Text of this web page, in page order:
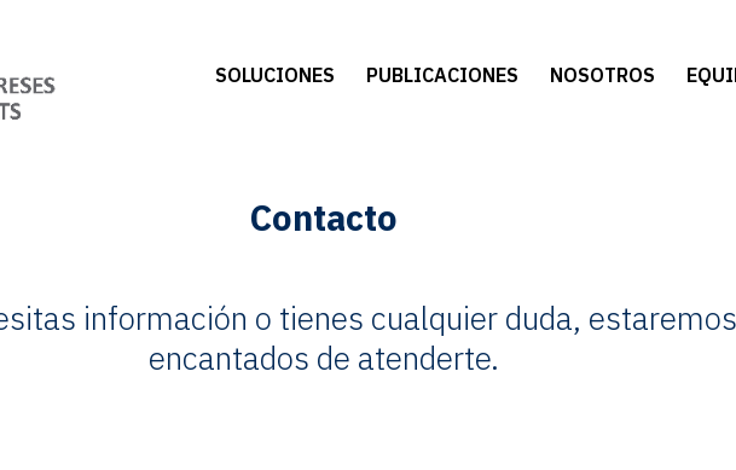
SOLUCIONES PUBLICACIONES NOSOTROS
Contacto
información o tienes cualquier duda, estaremos
encantados de atenderte.